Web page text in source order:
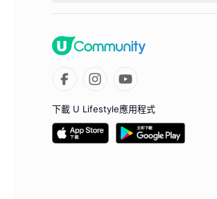
下載 U Lifestyle應用程式